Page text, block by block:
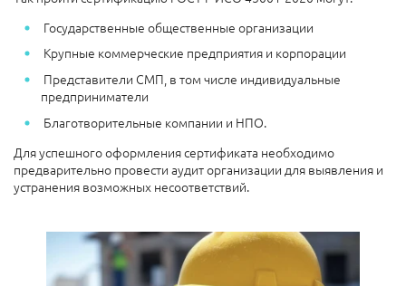
Государственные общественные организации
Крупные коммерческие предприятия и корпорации
Представители СМП, в том числе индивидуальные
предприниматели
Благотворительные компании и НПО.
Для успешного оформления сертификата необходимо
предварительно провести аудит организации для выявления и
устранения возможных несоответствий.